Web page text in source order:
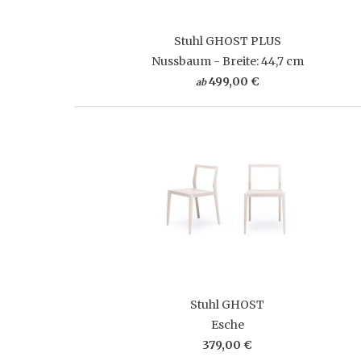
Stuhl GHOST PLUS
Nussbaum - Breite: 44,7 cm
ab 499,00 €
Stuhl GHOST
Esche
379,00 €